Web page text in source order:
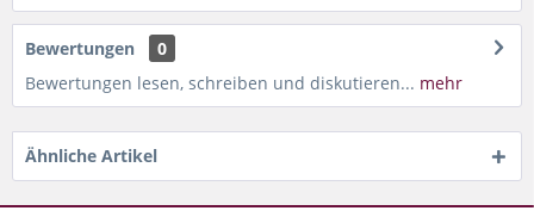
Bewertungen
0
Bewertungen lesen, schreiben und diskutieren... mehr
Ähnliche Artikel